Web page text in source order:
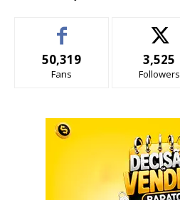
50,319
Fans
3,525
Followers